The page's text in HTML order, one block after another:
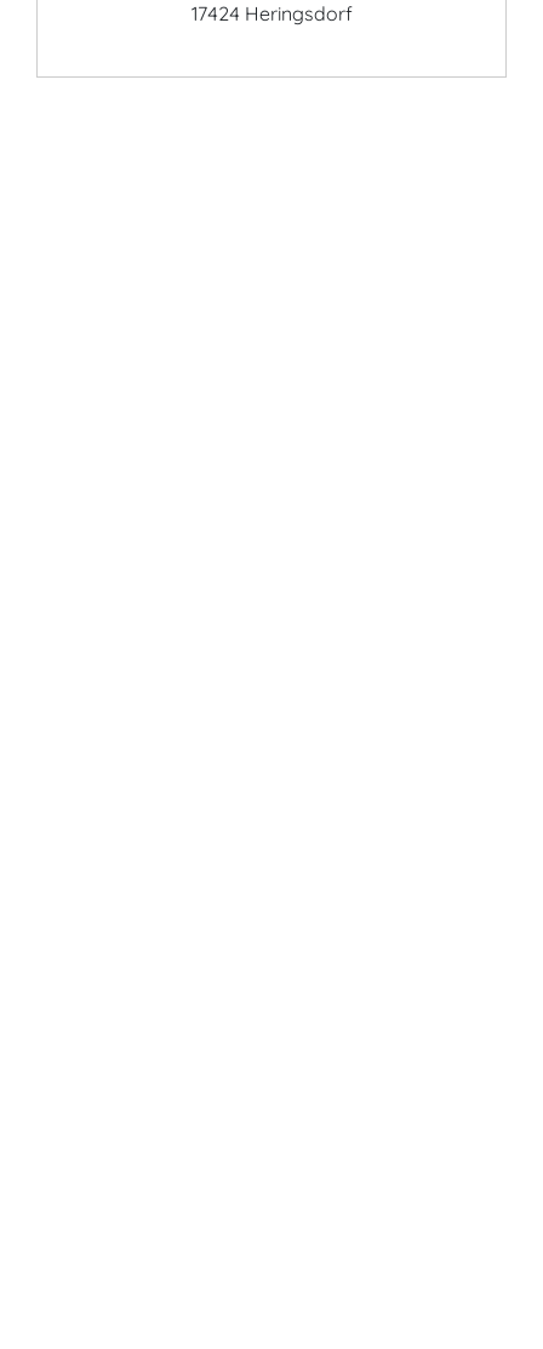
17424 Heringsdorf